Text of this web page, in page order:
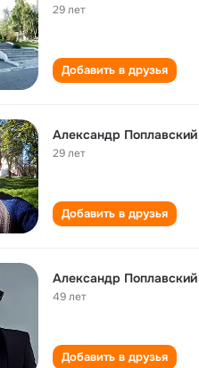
29 лет
Добавить в друзья
Александр Поплавский
29 лет
Добавить в друзья
Александр Поплавский
49 лет
Добавить в друзья